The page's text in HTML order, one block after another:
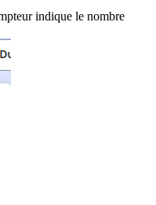
indique le nombre